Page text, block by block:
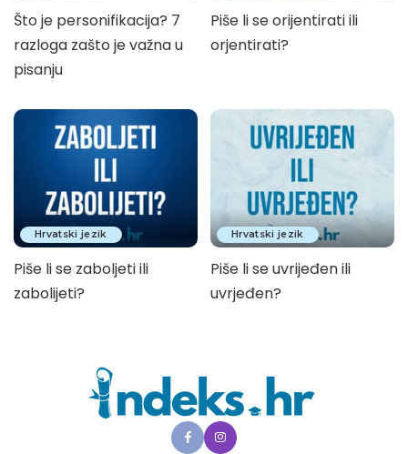
Što je personifikacija? 7
razloga zašto je važna u
pisanju
Piše li se orijentirati ili
orjentirati?
Hrvatski jezik
Piše li se zaboljeti ili
zabolijeti?
Hrvatski jezik
Piše li se uvrijeđen ili
uvrjeđen?